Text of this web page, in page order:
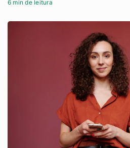
6 min de leitura